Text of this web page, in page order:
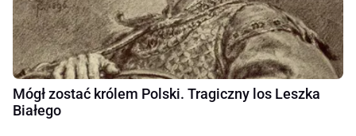
Mógł zostać królem Polski. Tragiczny los Leszka
Białego